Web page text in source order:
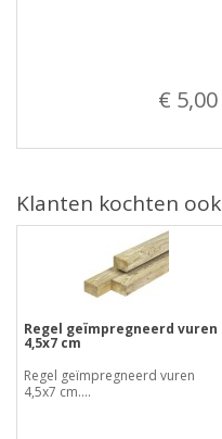
€ 5,00
Klanten kochten ook
Regel geïmpregneerd vuren
4,5x7 cm
Regel geïmpregneerd vuren
4,5x7 cm....